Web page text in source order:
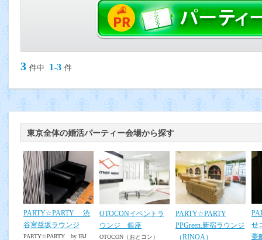
3 件中 1-3 件
東京全体の婚活パーティー会場から探す
PARTY☆PARTY 渋
谷宮益坂ラウンジ
PARTY☆PARTY by IBJ
OTOCONイベントラ
ウンジ 銀座
OTOCON（おとコン）
PARTY☆PARTY
PPGreen.新宿ラウンジ
（RINOA）
せ
夢